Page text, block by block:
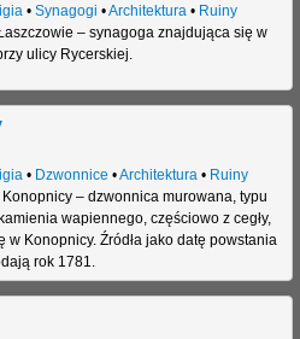
• Synagogi •Architektura • Ruiny
– synagoga znajdująca się w
ulicy Rycerskiej.
• Dzwonnice •Architektura • Ruiny
– dzwonnica murowana, typu
wapiennego, częściowo z cegły,
w Konopnicy. Źródła jako datę powstania
rok 1781.